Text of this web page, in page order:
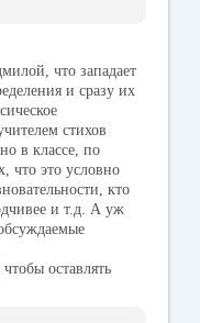
что западает
и сразу их
стихов
в классе, по
что это условно
кто
и т.д. А уж
, чтобы оставлять